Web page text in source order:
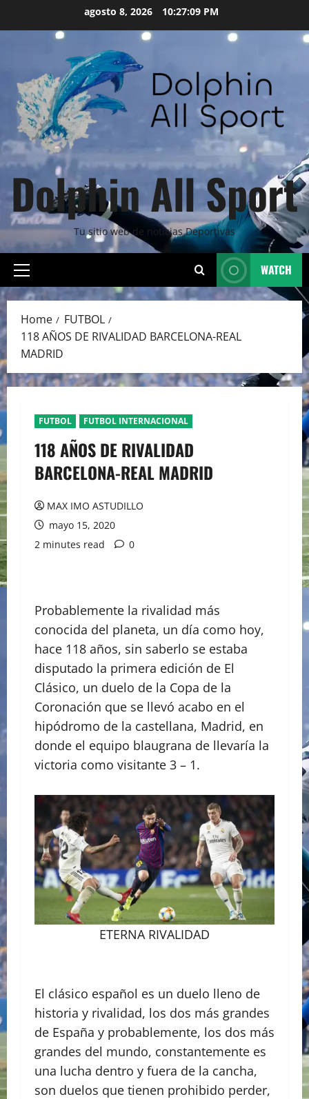
agosto 8, 2026 10:27:11 PM
Dolphin All Sport
Tu sitio web de noticias Deportivas
Primary
Menu
WATCH
Home
FUTBOL
118 AÑOS DE RIVALIDAD BARCELONA-REAL
MADRID
FUTBOL FUTBOL INTERNACIONAL
118 AÑOS DE RIVALIDAD
BARCELONA-REAL MADRID
MAX IMO ASTUDILLO
mayo 15, 2020
2 minutes read
0
Probablemente la rivalidad más
conocida del planeta, un día como hoy,
hace 118 años, sin saberlo se estaba
disputado la primera edición de El
Clásico, un duelo de la Copa de la
Coronación que se llevó acabo en el
hipódromo de la castellana, Madrid, en
donde el equipo blaugrana de llevaría la
victoria como visitante 3 – 1.
ETERNA RIVALIDAD
El clásico español es un duelo lleno de
historia y rivalidad, los dos más grandes
de España y probablemente, los dos más
grandes del mundo, constantemente es
una lucha dentro y fuera de la cancha,
son duelos que tienen prohibido perder,